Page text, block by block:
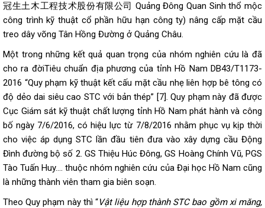
冠生土木工程技术股份有限公司 Quảng Đông Quan Sinh thổ mộc
công trình kỹ thuật cổ phần hữu hạn công ty) nâng cấp mặt cầu
treo dây võng Tân Hồng Đường ở Quảng Châu.
Một trong những kết quả quan trọng của nhóm nghiên cứu là đã
cho ra đờiTiêu chuẩn địa phương của tỉnh Hồ Nam DB43/T1173-
2016 “Quy phạm kỹ thuật kết cấu mặt cầu nhẹ liên hợp bê tông có
độ dẻo dai siêu cao STC với bản thép” [7]. Quy phạm này đã được
Cục Giám sát kỹ thuật chất lượng tỉnh Hồ Nam phát hành và công
bố ngày 7/6/2016, có hiệu lực từ 7/8/2016 nhằm phục vụ kịp thời
cho việc áp dụng STC lần đầu tiên đưa vào xây dựng cầu Động
Đình đường bộ số 2. GS Thiệu Húc Đông, GS Hoàng Chính Vũ, PGS
Tào Tuấn Huy…. thuộc nhóm nghiên cứu của Đại học Hồ Nam cũng
là những thành viên tham gia biên soạn.
Theo Quy phạm này thì “Vật liệu hợp thành STC bao gồm xi măng,